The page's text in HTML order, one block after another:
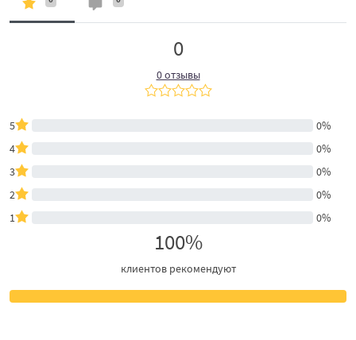
0
0 отзывы
5
0%
4
0%
3
0%
2
0%
1
0%
100%
клиентов рекомендуют